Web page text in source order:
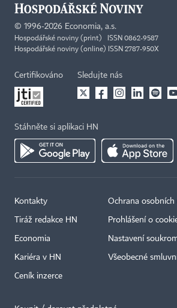
© 1996-2026 Economia, a.s.
Hospodářské noviny (print) ISSN 0862-9587
Hospodářské noviny (online) ISSN 2787-950X
Certifikováno Sledujte nás
Stáhněte si aplikaci HN
Kontakty
Tiráž redakce HN
Economia
Kariéra v HN
Ceník inzerce
Ochrana osobních
Prohlášení o
Nastavení
Všeobecné